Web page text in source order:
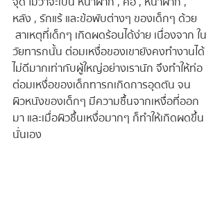
หลัง , รักแร้ และข้อพับต่างๆ ของเด็กๆ ด้วย
วัยทารกนั้น ต่อมเหงื่อของเขายังคงทำงานได้
ไม่ดีมากเท่ากับผู้ใหญ่อย่างเรานัก จึงทำให้ท่อ
ต่อมเหงื่อของเด็กทารกเกิดการอุดตัน จน
ผิวหนังของเด็กๆ มีความชื้นจากเหงื่อที่ออก
มา และเมื่อผิวชื้นเหงื่อมากๆ ก็ทำให้เกิดผดขึ้น
นั่นเอง